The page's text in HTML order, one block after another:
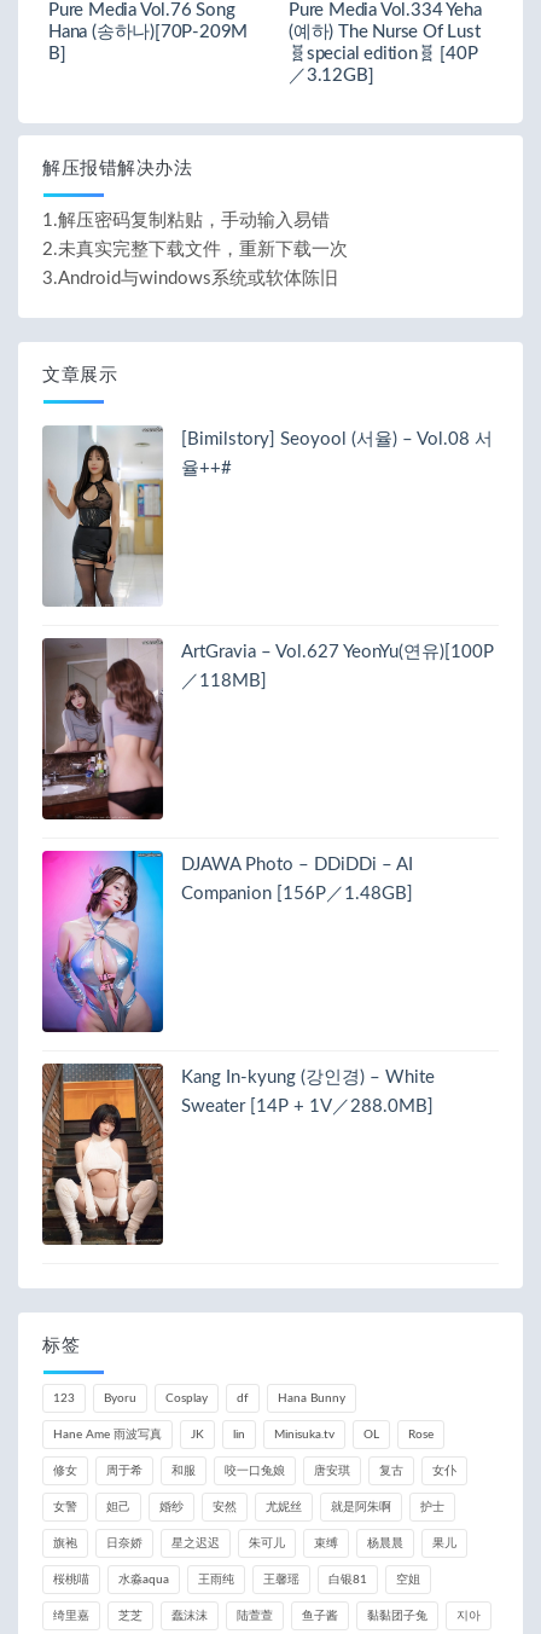
Pure Media Vol.76 Song
Hana (송하나)[70P-209M
B]
Pure Media Vol.334 Yeha
(예하) The Nurse Of Lust
🧬special edition🧬 [40P
／3.12GB]
解压报错解决办法
1.解压密码复制粘贴，手动输入易错
2.未真实完整下载文件，重新下载一次
3.Android与windows系统或软体陈旧
文章展示
[Bimilstory] Seoyool (서율) – Vol.08 서
율++#
ArtGravia – Vol.627 YeonYu(연유)[100P
／118MB]
DJAWA Photo – DDiDDi – AI
Companion [156P／1.48GB]
Kang In-kyung (강인경) – White
Sweater [14P + 1V／288.0MB]
标签
123 Byoru Cosplay df Hana Bunny
Hane Ame 雨波写真 JK lin Minisuka.tv OL Rose
修女 周于希 和服 咬一口兔娘 唐安琪 复古 女仆
女警 妲己 婚纱 安然 尤妮丝 就是阿朱啊 护士
旗袍 日奈娇 星之迟迟 朱可儿 束缚 杨晨晨 果儿
桜桃喵 水淼aqua 王雨纯 王馨瑶 白银81 空姐
绮里嘉 芝芝 蠢沫沫 陆萱萱 鱼子酱 黏黏团子兔 지아